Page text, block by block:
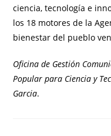
ciencia, tecnología e
los 18 motores de la
bienestar del pueblo
Oficina de Gestión
Popular para Ciencia y
Garcia.